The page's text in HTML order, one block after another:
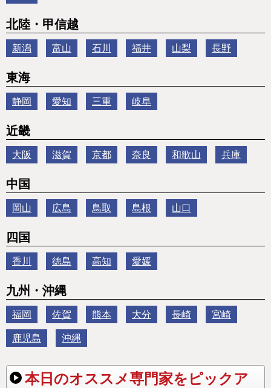
北陸・甲信越
新潟 富山 石川 福井 山梨 長野
東海
静岡 愛知 三重 岐阜
近畿
大阪 滋賀 京都 奈良 和歌山 兵庫
中国
岡山 広島 鳥取 島根 山口
四国
香川 徳島 高知 愛媛
九州・沖縄
福岡 佐賀 熊本 大分 長崎 宮崎
鹿児島 沖縄
本日のオススメ専門家をピックア